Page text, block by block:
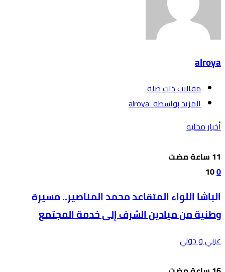
alroya
‫مقالات ذات صلة‬
‫‫المزيد بواسطة‬ ‬ alroya
أخبار محليه
0
10
الباشا اللواء المتقاعد محمد المناصير.. مسيرة
وطنية من ميادين الشرف إلى خدمة المجتمع
عربي و دولي